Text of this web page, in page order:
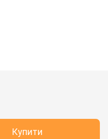
Купити